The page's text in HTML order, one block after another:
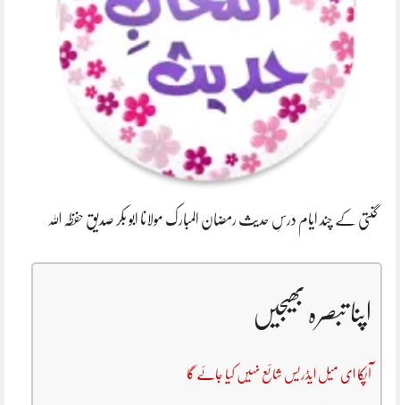
گنتی کے چند ایام درسِ حدیث رمضان المبارک مولانا ابو بکر صدیق حفظہ اللہ
اپنا تبصرہ بھیجیں
آپکا ای میل ایڈریس شائع نہیں کیا جائے گا